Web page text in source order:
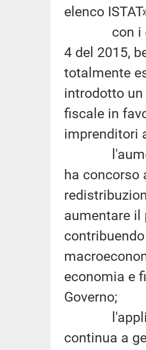
elenco
con i
4 del 2015,
totalmente
introdotto
fiscale in
imprenditori
l'aumento
ha concorso
aumentare il
economia e
Governo;
continua a